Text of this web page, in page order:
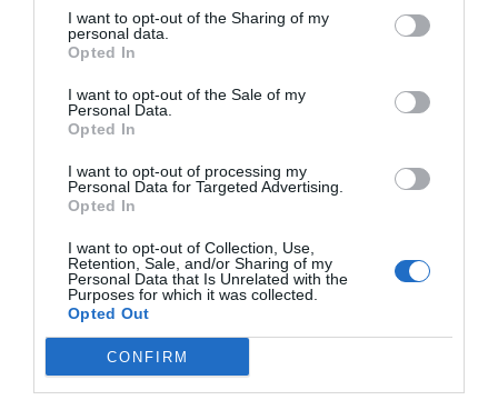
I want to opt-out of the Sharing of my
personal data.
Opted In
I want to opt-out of the Sale of my
Personal Data.
Opted In
I want to opt-out of processing my
Personal Data for Targeted Advertising.
Opted In
I want to opt-out of Collection, Use,
Retention, Sale, and/or Sharing of my
Personal Data that Is Unrelated with the
Purposes for which it was collected.
Opted Out
CONFIRM
artificial
Però també hi ha un segon escenari en el qual la
situació geopolítica i els grans conflictes (
Israel...) empitjorin molt. En aquest cas haurem
de fer el mateix que en el primer escenari, però
preu del petroli, un repunt de la inflació i dels tipus
d’interès i, per tant, un major risc de recessió. És
un escenari que potser és menys probable, però
segur que la seva probabilitat no és zero. Doncs
hem de continuardesendeutant-nos